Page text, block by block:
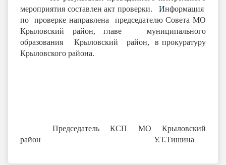
мероприятия составлен акт проверки. Информация
по проверке направлена председателю Совета МО
Крыловский район, главе муниципального
образования Крыловский район, в прокуратуру
Крыловского района.
Председатель КСП МО Крыловский
район У.Т.Тишина